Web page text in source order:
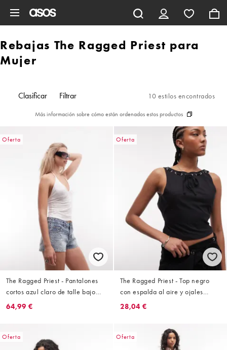
Rebajas The Ragged Priest para
Mujer
Clasificar Filtrar 10 estilos encontrados
Más información sobre cómo están ordenados estos productos
Oferta
The Ragged Priest - Pantalones
cortos azul claro de talle bajo
con tachuelas
64,99 €
Oferta
The Ragged Priest - Top negro
con espalda al aire y ojales
(parte de un conjunto)
28,04 €
Oferta Oferta